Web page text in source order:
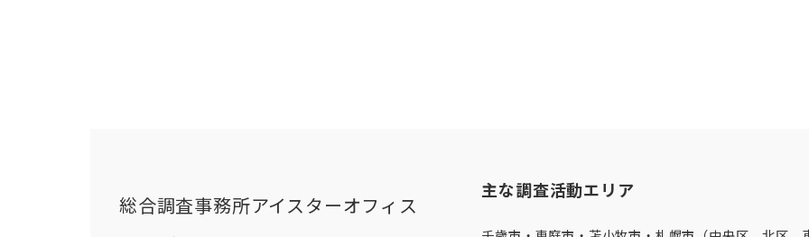
総合調査事務所アイスターオフィス
主な調査活動エリア